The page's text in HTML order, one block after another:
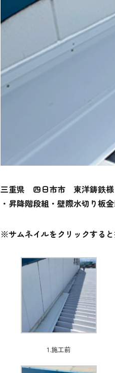
三重県 四日市市 東洋鋳鉄
・昇降階段組・壁際水切り板金
※サムネイルをクリックすると
1.施工前